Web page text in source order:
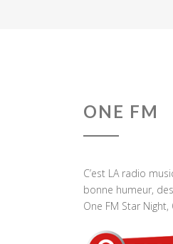
ONE FM
C’est LA radio
bonne humeur,
One FM Star Night,